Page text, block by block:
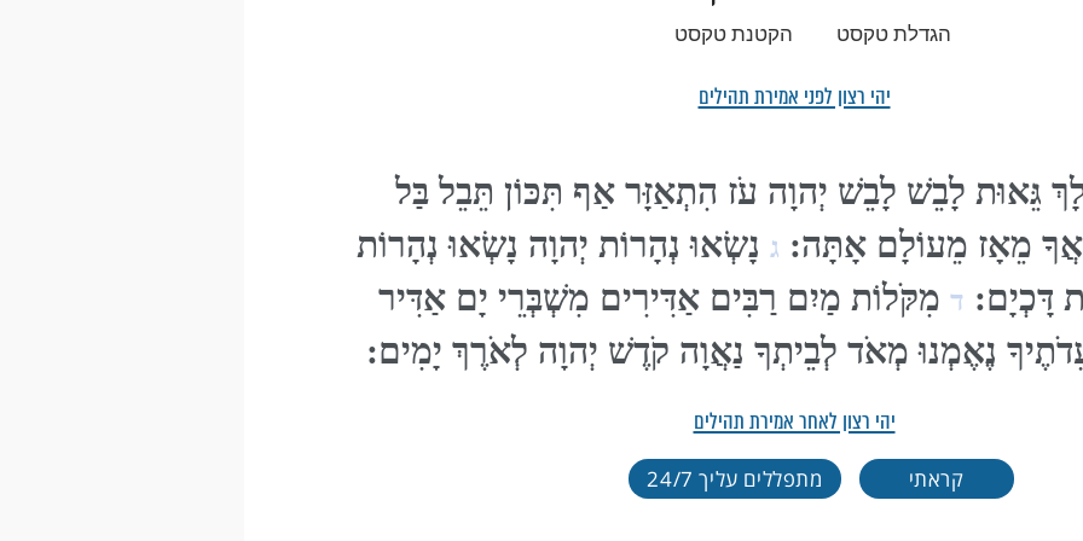
הגדלת טקסט הקטנת טקסט
יהי רצון לפני אמירת תהילים
גֵּאוּת לָבֵשׁ לָבֵשׁ יְהוָה עֹז הִתְאַזָּר אַף תִּכּוֹן תֵּבֵל בַּל
מֵאָז מֵעוֹלָם אָתָּה: ג נָשְׂאוּ נְהָרוֹת יְהוָה נָשְׂאוּ נְהָרוֹת
דָּכְיָם: ד מִקֹּלוֹת מַיִם רַבִּים אַדִּירִים מִשְׁבְּרֵי יָם אַדִּיר
נֶאֶמְנוּ מְאֹד לְבֵיתְךָ נַאֲוָה קֹדֶשׁ יְהוָה לְאֹרֶךְ יָמִים:
יהי רצון לאחר אמירת תהילים
קראתי מתפללים עליך 24/7